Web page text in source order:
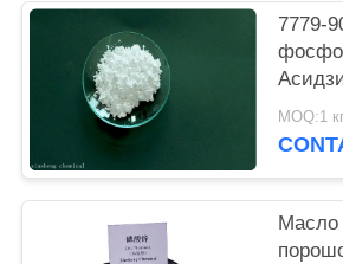
7779-
анти-
MOQ:1
Масло